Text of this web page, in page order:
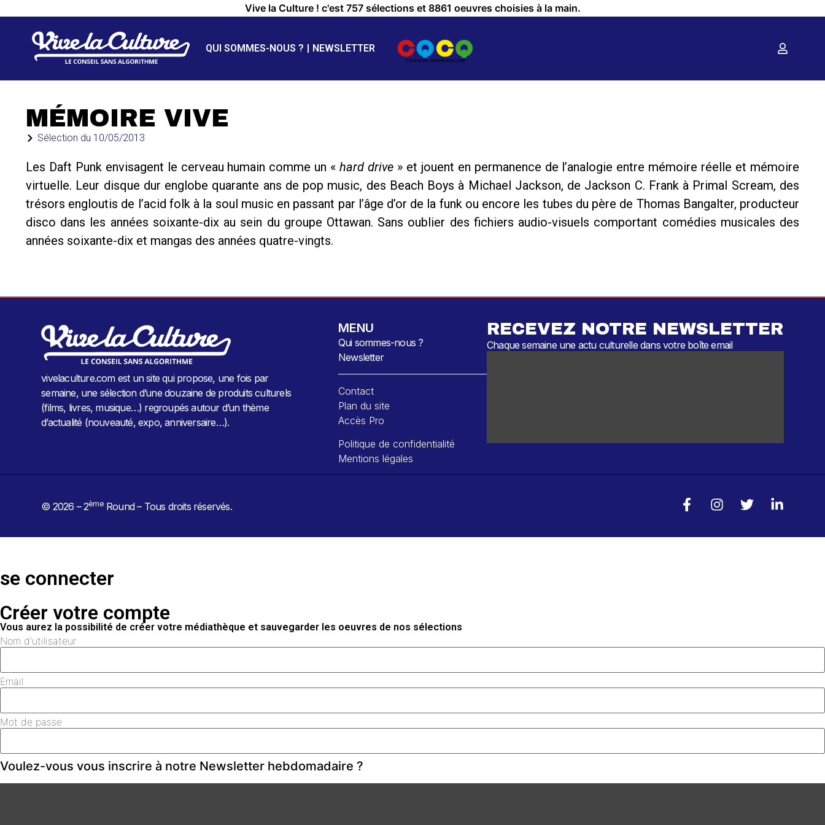
Vive la Culture ! c'est 757 sélections et 8861 oeuvres choisies à la main.
QUI SOMMES-NOUS ? NEWSLETTER
MÉMOIRE VIVE
Sélection du 10/05/2013
Les Daft Punk envisagent le cerveau humain comme un «hard drive » et jouent en permanence de l’analogie entre mémoire réelle et mémoire
virtuelle. Leur disque dur englobe quarante ans de pop music, des Beach Boys à Michael Jackson, de Jackson C. Frank à Primal Scream, des
trésors engloutis de l’acid folk à la soul music en passant par l’âge d’or de la funk ou encore les tubes du père de Thomas Bangalter, producteur
disco dans les années soixante-dix au sein du groupe Ottawan. Sans oublier des fichiers audio-visuels comportant comédies musicales des
années soixante-dix et mangas des années quatre-vingts.
vivelaculture.com est un site qui propose, une fois par
semaine, une sélection d’une douzaine de produits culturels
(films, livres, musique…) regroupés autour d’un thème
d’actualité (nouveauté, expo, anniversaire…).
MENU
Qui sommes-nous ?
Newsletter
Contact
Plan du site
Accès Pro
Politique de confidentialité
Mentions légales
RECEVEZ NOTRE NEWSLETTER
Chaque semaine une actu culturelle dans votre boîte email
© 2026 – 2èmeRound – Tous droits réservés.
se connecter
Créer votre compte
Vous aurez la possibilité de créer votre médiathèque et sauvegarder les oeuvres de nos sélections
Nom d'utilisateur
Email
Mot de passe
Voulez-vous vous inscrire à notre Newsletter hebdomadaire ?